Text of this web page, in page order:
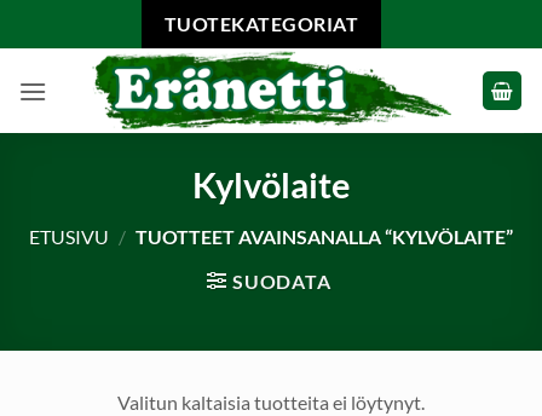
to
TUOTEKATEGORIAT
Kylvölaite
ETUSIVU / TUOTTEET AVAINSANALLA “KYLVÖLAITE”
SUODATA
Valitun kaltaisia tuotteita ei löytynyt.